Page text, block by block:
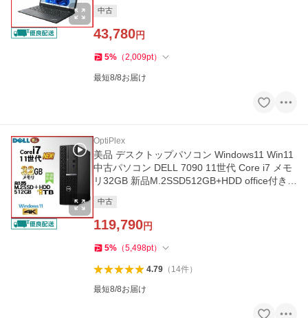
中古
43,780円
5% （2,009pt）
最短8/8お届け
OptiPlex
美品 デスクトップパソコン Windows11 Win11
中古パソコン DELL 7090 11世代 Core i7 メモ
リ32GB 新品M.2SSD512GB+HDD office付き P
中古
119,790円
5% （5,498pt）
4.79（ 14件）
最短8/8お届け